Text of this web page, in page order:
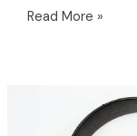
Read More »